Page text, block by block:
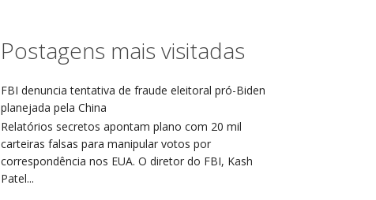
Postagens mais visitadas
FBI denuncia tentativa de fraude eleitoral pró-Biden
planejada pela China
Relatórios secretos apontam plano com 20 mil
carteiras falsas para manipular votos por
correspondência nos EUA. O diretor do FBI, Kash
Patel...